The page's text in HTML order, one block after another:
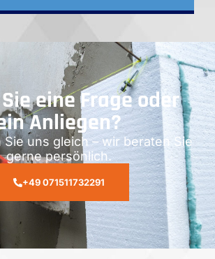
eine Frage oder
Anliegen?
uns gleich – wir beraten Sie
gerne persönlich.
+49 071511732291